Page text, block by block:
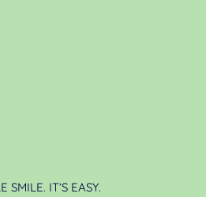
SMILE. IT’S EASY.